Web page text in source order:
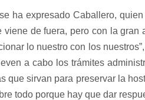
ha expresado Caballero,
viene de fuera, pero con la
lo nuestro con los
a cabo los trámites
que sirvan para preservar la
todo porque hay que dar